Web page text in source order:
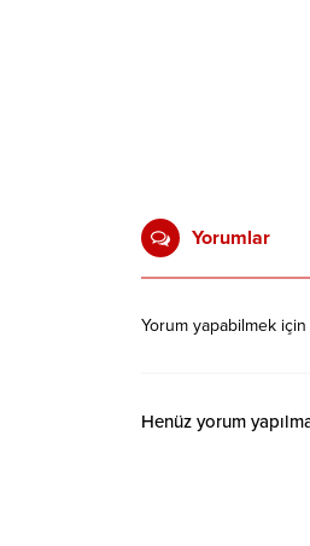
Yorumlar
Yorum yapabilmek için
Henüz yorum